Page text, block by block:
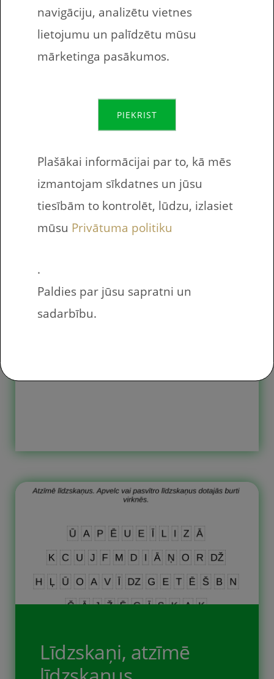
Mūsu labākie uzdevumi ir tie, kurus
vēl nevienu uzdevumu neesat
lejuiepādējuši, tad šis jums kalpos kā
Skaitļu virknes –
augošas, dilstošas,
Dotas vairākas, dažādas skaitļu
uzdevumu lapās ir astoņas līnijas ar
skaitļu virknēm, kurām iztrūkst daļa
skaitļu, bērnam jāieraksta
Līdzskaņi, atzīmē
navigāciju, analizētu vietnes
lietojumu un palīdzētu mūsu
mārketinga pasākumos.
PIEKRIST
Plašākai informācijai par to, kā mēs
izmantojam sīkdatnes un jūsu
tiesībām to kontrolēt, lūdzu, izlasiet
mūsu Privātuma politiku
.
Paldies par jūsu sapratni un
sadarbību.